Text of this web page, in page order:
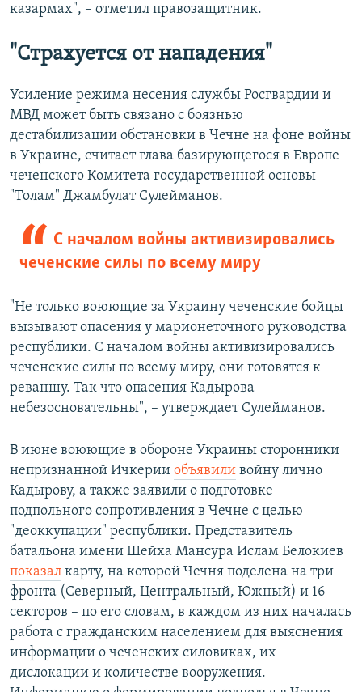
казармах", – отметил правозащитник.
"Страхуется от нападения"
Усиление режима несения службы Росгвардии и
МВД может быть связано с боязнью
дестабилизации обстановки в Чечне на фоне войны
в Украине, считает глава базирующегося в Европе
чеченского Комитета государственной основы
"Толам" Джамбулат Сулейманов.
С началом войны активизировались
чеченские силы по всему миру
"Не только воюющие за Украину чеченские бойцы
вызывают опасения у марионеточного руководства
республики. С началом войны активизировались
чеченские силы по всему миру, они готовятся к
реваншу. Так что опасения Кадырова
небезосновательны", – утверждает Сулейманов.
В июне воюющие в обороне Украины сторонники
непризнанной Ичкерии объявили войну лично
Кадырову, а также заявили о подготовке
подпольного сопротивления в Чечне с целью
"деоккупации" республики. Представитель
батальона имени Шейха Мансура Ислам Белокиев
показал карту, на которой Чечня поделена на три
фронта (Северный, Центральный, Южный) и 16
секторов – по его словам, в каждом из них началась
работа с гражданским населением для выяснения
информации о чеченских силовиках, их
дислокации и количестве вооружения.